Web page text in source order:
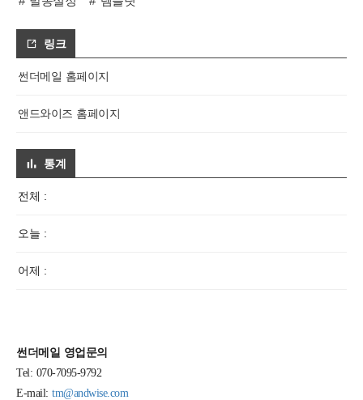
링크
썬더메일 홈페이지
앤드와이즈 홈페이지
통계
전체 :
오늘 :
어제 :
썬더메일 영업문의
Tel: 070-7095-9792
E-mail: tm@andwise.com